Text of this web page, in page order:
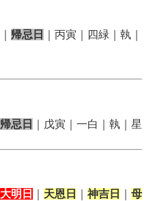
帰忌日
｜丙寅｜四緑｜執｜
帰忌日 ｜戊寅｜一白｜執｜星
大明日 天恩日 神吉日
母